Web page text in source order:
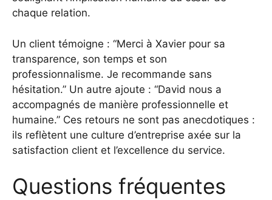
chaque relation.
Un client témoigne : “Merci à Xavier pour sa
transparence, son temps et son
professionnalisme. Je recommande sans
hésitation.” Un autre ajoute : “David nous a
accompagnés de manière professionnelle et
humaine.” Ces retours ne sont pas anecdotiques :
ils reflètent une culture d’entreprise axée sur la
satisfaction client et l’excellence du service.
Questions fréquentes